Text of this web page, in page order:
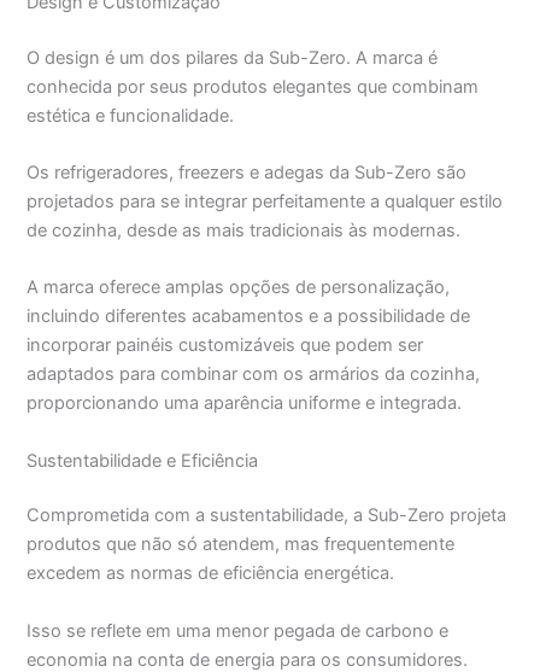
O design é um dos pilares da Sub-Zero. A marca é
conhecida por seus produtos elegantes que combinam
estética e funcionalidade.
Os refrigeradores, freezers e adegas da Sub-Zero são
projetados para se integrar perfeitamente a qualquer estilo
de cozinha, desde as mais tradicionais às modernas.
A marca oferece amplas opções de personalização,
incluindo diferentes acabamentos e a possibilidade de
incorporar painéis customizáveis que podem ser
adaptados para combinar com os armários da cozinha,
proporcionando uma aparência uniforme e integrada.
Sustentabilidade e Eficiência
Comprometida com a sustentabilidade, a Sub-Zero projeta
produtos que não só atendem, mas frequentemente
excedem as normas de eficiência energética.
Isso se reflete em uma menor pegada de carbono e
economia na conta de energia para os consumidores.